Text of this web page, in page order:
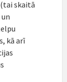
skaitā
kā arī